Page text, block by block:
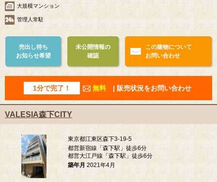
大規模マンション
管理人常駐
売出し待ち
お知らせ希望
未公開情報の
確認
この建物について
お問い合わせ
1分で完了！ 無料 | 販売状況をお問い合わせ
VALESIA森下CITY
東京都江東区森下3-19-5
都営新宿線「森下駅」徒歩6分
都営大江戸線「森下駅」徒歩6分
築年月 2021年4月